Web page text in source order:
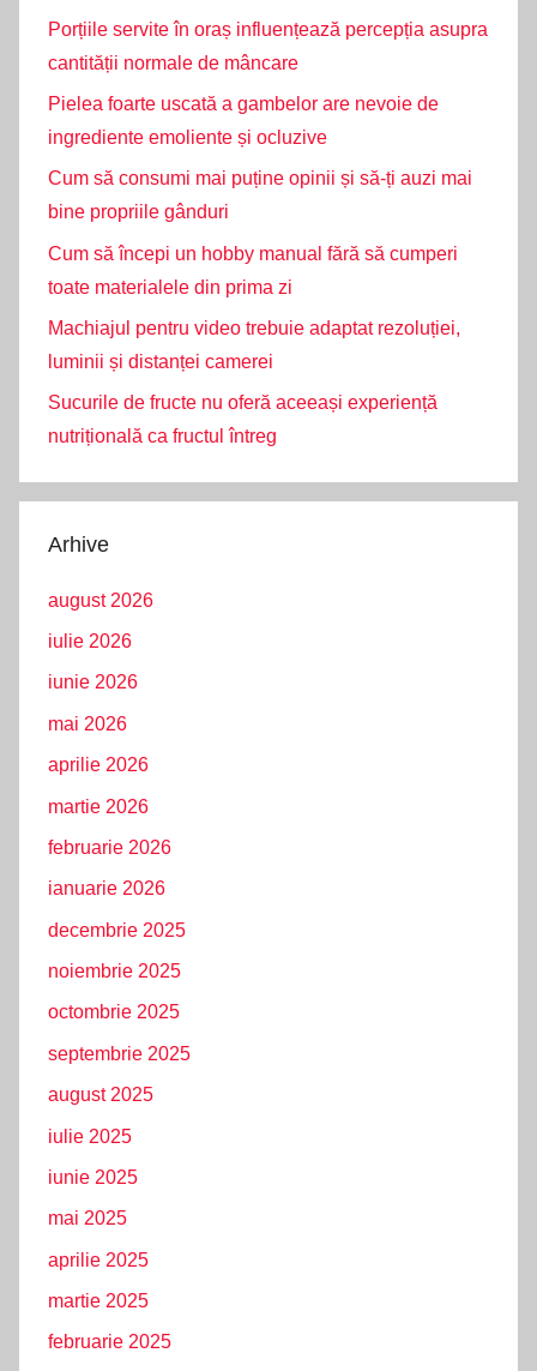
Porțiile servite în oraș influențează percepția asupra
cantității normale de mâncare
Pielea foarte uscată a gambelor are nevoie de
ingrediente emoliente și ocluzive
Cum să consumi mai puține opinii și să-ți auzi mai
bine propriile gânduri
Cum să începi un hobby manual fără să cumperi
toate materialele din prima zi
Machiajul pentru video trebuie adaptat rezoluției,
luminii și distanței camerei
Sucurile de fructe nu oferă aceeași experiență
nutrițională ca fructul întreg
Arhive
august 2026
iulie 2026
iunie 2026
mai 2026
aprilie 2026
martie 2026
februarie 2026
ianuarie 2026
decembrie 2025
noiembrie 2025
octombrie 2025
septembrie 2025
august 2025
iulie 2025
iunie 2025
mai 2025
aprilie 2025
martie 2025
februarie 2025